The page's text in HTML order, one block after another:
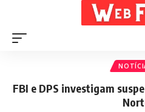
FBI e DPS investigam